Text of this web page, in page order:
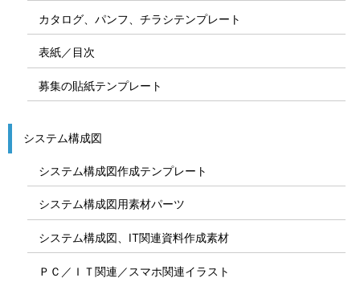
カタログ、パンフ、チラシテンプレート
表紙／目次
募集の貼紙テンプレート
システム構成図
システム構成図作成テンプレート
システム構成図用素材パーツ
システム構成図、IT関連資料作成素材
ＰＣ／ＩＴ関連／スマホ関連イラスト